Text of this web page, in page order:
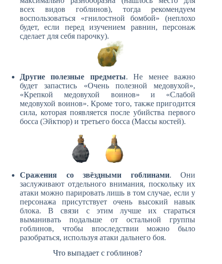
всех видов гоблинов), тогда рекомендуем
воспользоваться «гнилостной бомбой» (неплохо
будет, если перед изучением равнин, персонаж
сделает для себя парочку).
Другие полезные предметы. Не менее важно
будет запастись «Очень полезной медовухой»,
«Крепкой медовухой воинов» и «Слабой
медовухой воинов». Кроме того, также пригодится
сила, которая появляется после убийства первого
босса (Эйктюр) и третьего босса (Массы костей).
Сражения со звёздными гоблинами. Они
заслуживают отдельного внимания, поскольку их
атаки можно парировать лишь в том случае, если у
персонажа присутствует очень высокий навык
блока. В связи с этим лучше их стараться
выманивать подальше от остальной группы
гоблинов, чтобы впоследствии можно было
разобраться, используя атаки дальнего боя.
Что выпадает с гоблинов?